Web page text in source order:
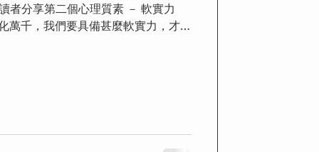
者分享第二個心理質素 － 軟實力